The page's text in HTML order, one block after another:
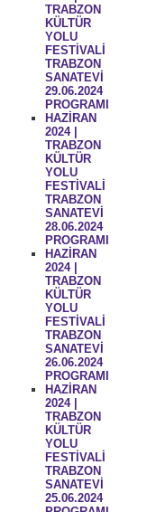
TRABZON
KÜLTÜR
YOLU
FESTİVALİ
TRABZON
SANATEVİ
29.06.2024
PROGRAMI
HAZİRAN
2024 |
TRABZON
KÜLTÜR
YOLU
FESTİVALİ
TRABZON
SANATEVİ
28.06.2024
PROGRAMI
HAZİRAN
2024 |
TRABZON
KÜLTÜR
YOLU
FESTİVALİ
TRABZON
SANATEVİ
26.06.2024
PROGRAMI
HAZİRAN
2024 |
TRABZON
KÜLTÜR
YOLU
FESTİVALİ
TRABZON
SANATEVİ
25.06.2024